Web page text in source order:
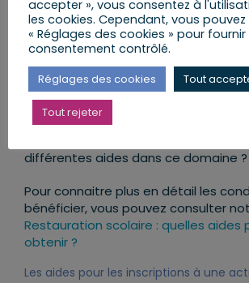
consultez leguide de la rentrée
[PDF ; 226 Ko] sur le site du
l’Enseignement supérieur et de la
Les aides pour la restauration scolaire
Pour les parents, les frais liés à la
de leurs enfants peuvent
différentes aides dans ce domaine ?
Pour connaitre plus en détail les
bénéficier, vous pouvez consulter
Restauration scolaire : quelles aides
obtenir ?
Les aides pour les inscriptions à une
accepter », vous consentez à
les cookies. Cependant, vous pouvez
« Réglages des cookies » pour fournir
consentement contrôlé.
Réglages des cookies Tout
Tout rejeter